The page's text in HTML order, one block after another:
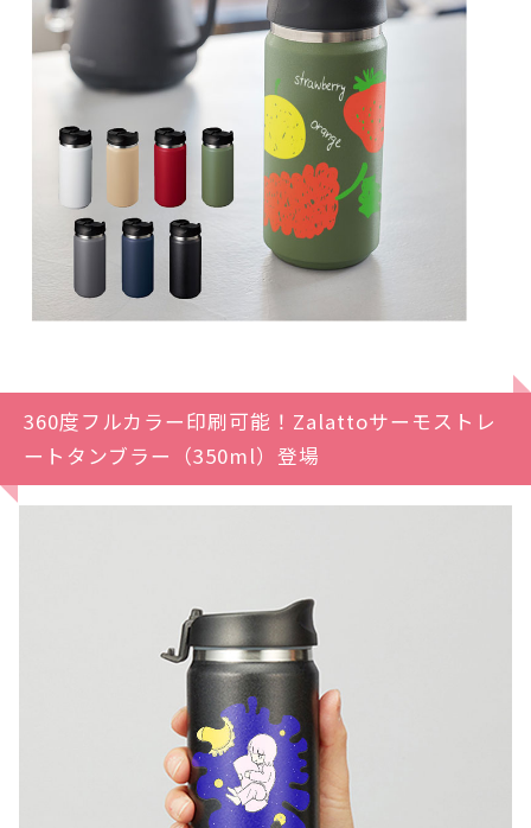
360度フルカラー印刷可能！Zalattoサーモストレ
ートタンブラー（350ml）登場